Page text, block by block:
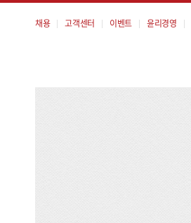
뉴
채용 고객센터 이벤트 윤리경영